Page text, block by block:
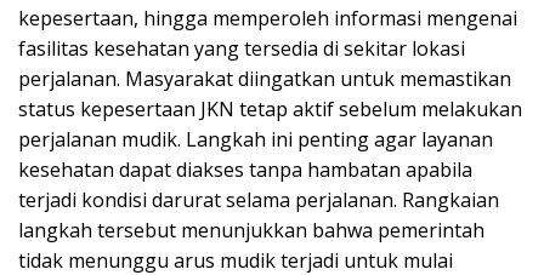
kepesertaan, hingga memperoleh informasi mengenai
fasilitas kesehatan yang tersedia di sekitar lokasi
perjalanan. Masyarakat diingatkan untuk memastikan
status kepesertaan JKN tetap aktif sebelum melakukan
perjalanan mudik. Langkah ini penting agar layanan
kesehatan dapat diakses tanpa hambatan apabila
terjadi kondisi darurat selama perjalanan. Rangkaian
langkah tersebut menunjukkan bahwa pemerintah
tidak menunggu arus mudik terjadi untuk mulai